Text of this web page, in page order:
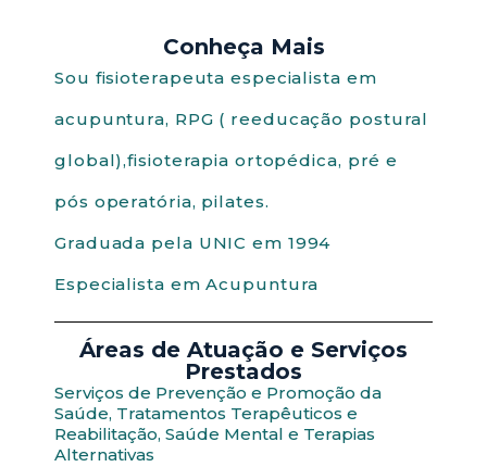
Conheça Mais
Sou fisioterapeuta especialista em
acupuntura, RPG ( reeducação postural
global),fisioterapia ortopédica, pré e
pós operatória, pilates.
Graduada pela UNIC em 1994
Especialista em Acupuntura
Áreas de Atuação e Serviços
Prestados
Serviços de Prevenção e Promoção da
Saúde, Tratamentos Terapêuticos e
Reabilitação, Saúde Mental e Terapias
Alternativas